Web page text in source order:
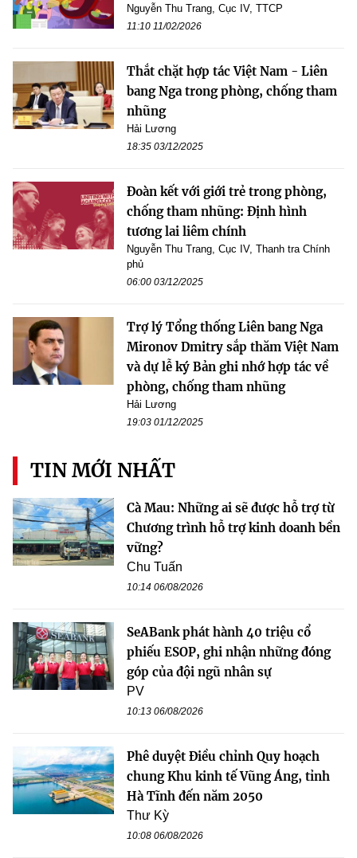
Nguyễn Thu Trang, Cục IV, TTCP
11:10 11/02/2026
Thắt chặt hợp tác Việt Nam - Liên
bang Nga trong phòng, chống tham
nhũng
Hải Lương
18:35 03/12/2025
Đoàn kết với giới trẻ trong phòng,
chống tham nhũng: Định hình
tương lai liêm chính
Nguyễn Thu Trang, Cục IV, Thanh tra Chính
phủ
06:00 03/12/2025
Trợ lý Tổng thống Liên bang Nga
Mironov Dmitry sắp thăm Việt Nam
và dự lễ ký Bản ghi nhớ hợp tác về
phòng, chống tham nhũng
Hải Lương
19:03 01/12/2025
TIN MỚI NHẤT
Cà Mau: Những ai sẽ được hỗ trợ từ
Chương trình hỗ trợ kinh doanh bền
vững?
Chu Tuấn
10:14 06/08/2026
SeABank phát hành 40 triệu cổ
phiếu ESOP, ghi nhận những đóng
góp của đội ngũ nhân sự
PV
10:13 06/08/2026
Phê duyệt Điều chỉnh Quy hoạch
chung Khu kinh tế Vũng Áng, tỉnh
Hà Tĩnh đến năm 2050
Thư Kỳ
10:08 06/08/2026